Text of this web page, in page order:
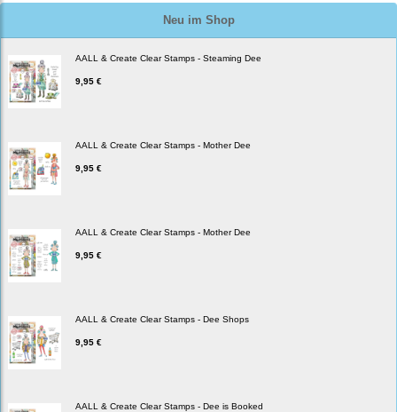
Neu im Shop
AALL & Create Clear Stamps - Steaming Dee
9,95 €
AALL & Create Clear Stamps - Mother Dee
9,95 €
AALL & Create Clear Stamps - Mother Dee
9,95 €
AALL & Create Clear Stamps - Dee Shops
9,95 €
AALL & Create Clear Stamps - Dee is Booked